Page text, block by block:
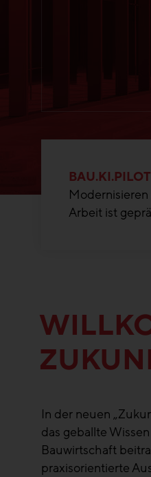
Arbeit ist
In der neuen
das geballte
Bauwirtschaft
praxisorientierte